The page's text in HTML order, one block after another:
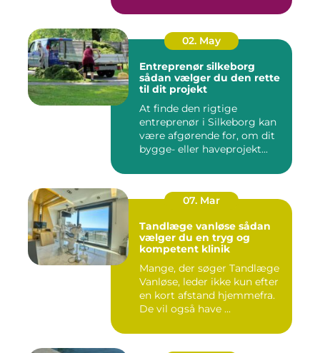
02. May
Entreprenør silkeborg
sådan vælger du den rette
til dit projekt
At finde den rigtige
entreprenør i Silkeborg kan
være afgørende for, om dit
bygge- eller haveprojekt...
07. Mar
Tandlæge vanløse sådan
vælger du en tryg og
kompetent klinik
Mange, der søger Tandlæge
Vanløse, leder ikke kun efter
en kort afstand hjemmefra.
De vil også have ...